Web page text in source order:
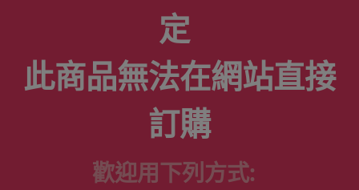
定
此商品無法在網站直接
訂購
歡迎用下列方式: